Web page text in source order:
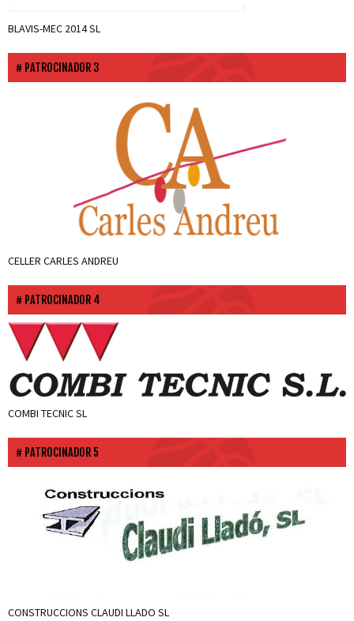
BLAVIS-MEC 2014 SL
PATROCINADOR 3
CELLER CARLES ANDREU
PATROCINADOR 4
COMBI TECNIC SL
PATROCINADOR 5
CONSTRUCCIONS CLAUDI LLADO SL